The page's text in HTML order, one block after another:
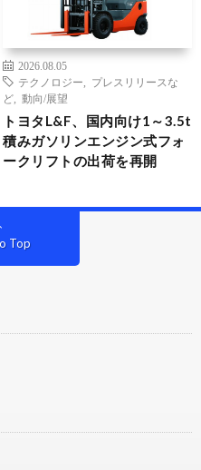
2026.08.05
テクノロジー
プレスリリースな
ど
動向/展望
トヨタL&F、国内向け1～3.5t
積みガソリンエンジン式フォ
ークリフトの出荷を再開
Top